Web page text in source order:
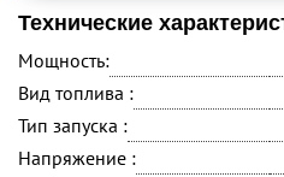
Технические
Мощность:
Вид топлива :
Тип запуска :
Напряжение :